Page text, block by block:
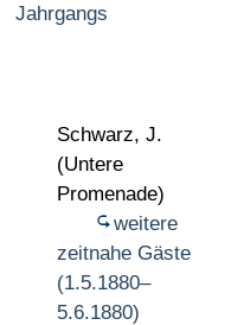
Jahrgangs
Schwarz, J.
(Untere
Promenade)
weitere
zeitnahe Gäste
(1.5.1880–
5.6.1880)